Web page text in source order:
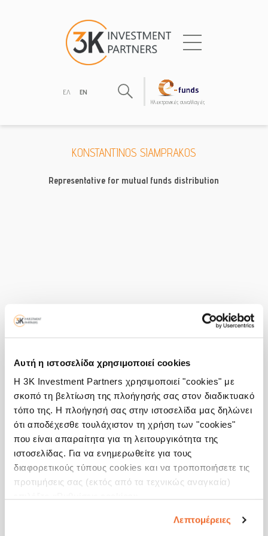
Αυτή η ιστοσελίδα χρησιμοποιεί cookies
Η 3K Investment Partners χρησιμοποιεί "cookies" με
σκοπό τη βελτίωση της πλοήγησής σας στον διαδικτυακό
τόπο της. Η πλοήγησή σας στην ιστοσελίδα μας δηλώνει
ότι αποδέχεσθε τουλάχιστον τη χρήση των "cookies"
που είναι απαραίτητα για τη λειτουργικότητα της
ιστοσελίδας. Για να ενημερωθείτε για τους
διαφορετικούς τύπους cookies και να τροποποιήσετε τις
προτιμήσεις σας (εκτός από τα τεχνικώς αναγκαία)
Λεπτομέρειες
ΕΛ EN
Hλεκτρονικές συναλλαγές
KONSTANTINOS SIAMPRAKOS
Representative for mutual funds distribution